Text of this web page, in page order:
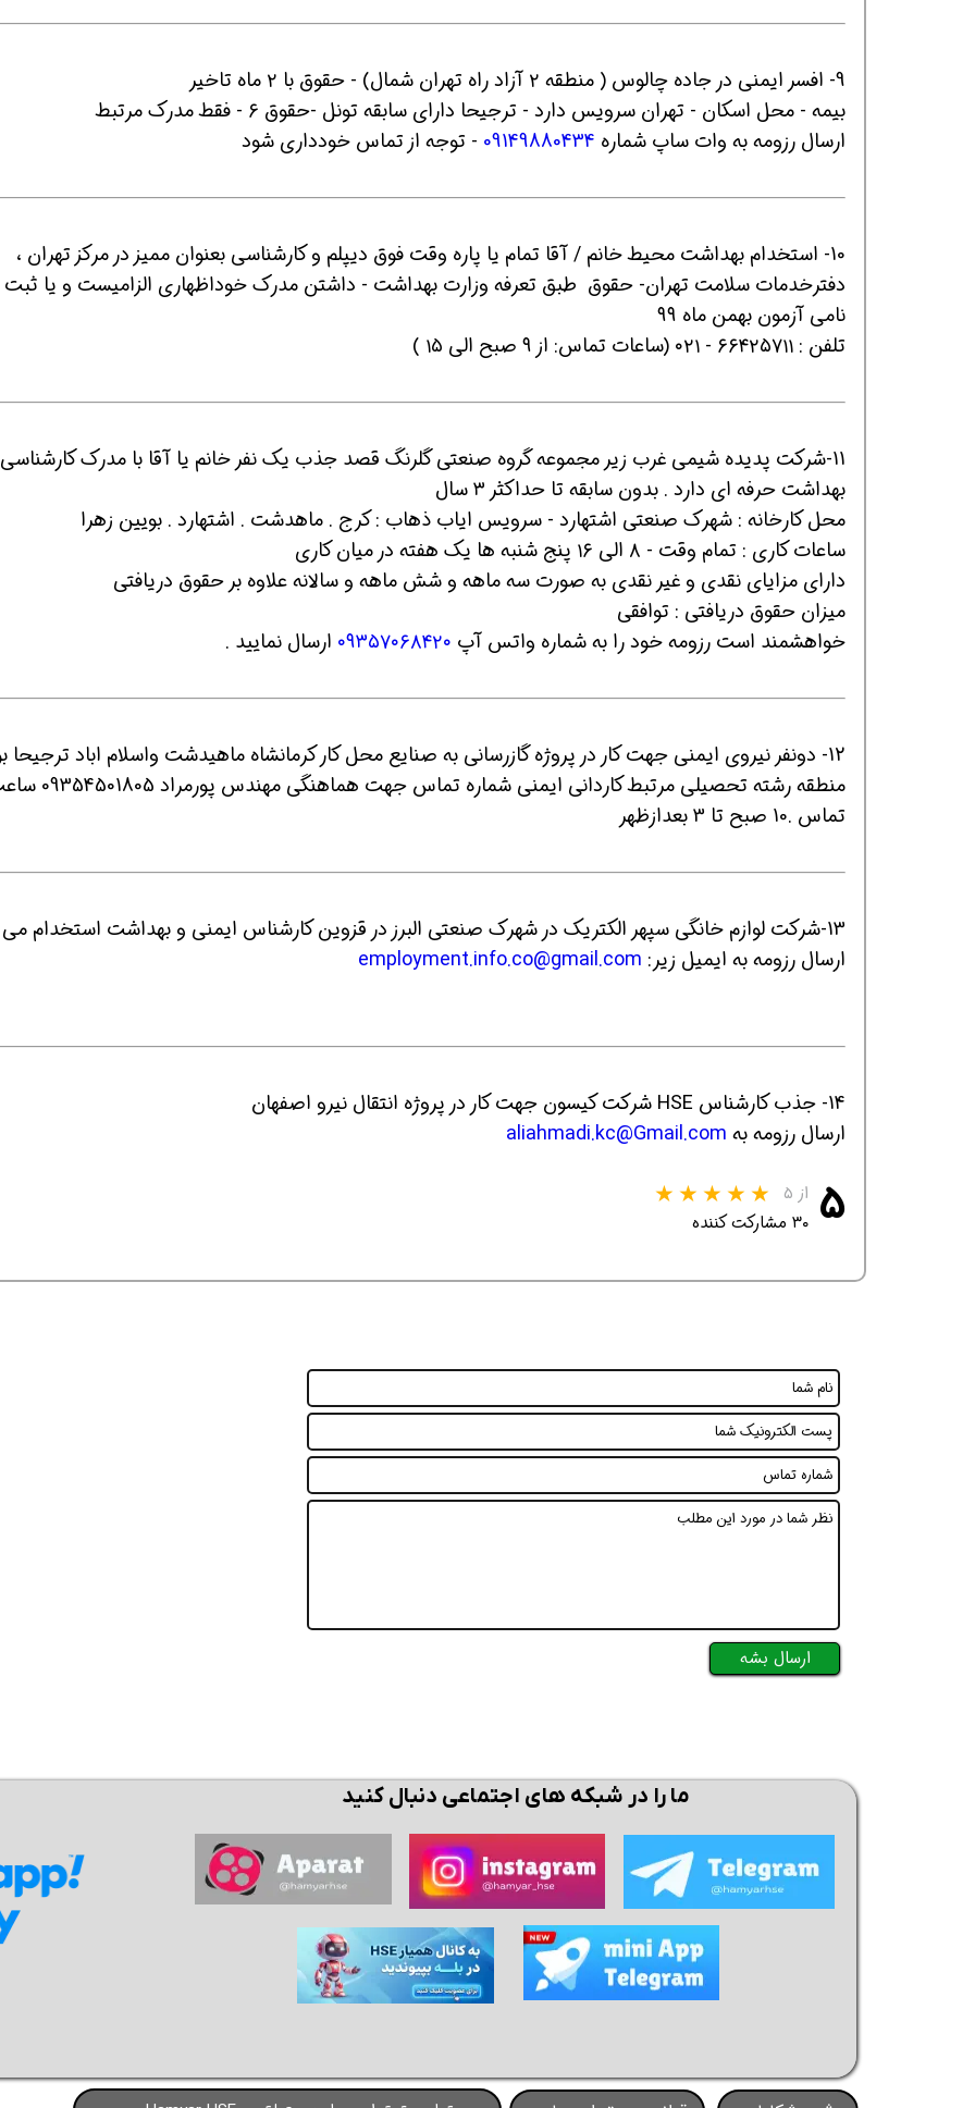
9- افسر ایمنی در جاده چالوس ( منطقه ۲ آزاد راه تهران شمال) - حقوق با ۲ ماه تاخیر
بیمه - محل اسکان - تهران سرویس دارد - ترجیحا دارای سابقه تونل -حقوق ۶ - فقط مدرک مرتبط
ارسال رزومه به وات ساپ شماره 09149880434 - توجه از تماس خودداری شود
10- استخدام بهداشت محیط خانم / آقا تمام یا پاره وقت فوق دیپلم و کارشناسی بعنوان ممیز در مرکز تهران ،
دفترخدمات سلامت تهران- حقوق طبق تعرفه وزارت بهداشت - داشتن مدرک خوداظهاری الزامیست و یا ثبت
نامی آزمون بهمن ماه ۹۹
تلفن : ۶۶۴۲۵۷۱۱ - ۰۲۱ (ساعات تماس: از ۹ صبح الی ۱۵ )
11-شرکت پدیده شیمی غرب زیر مجموعه گروه صنعتی گلرنگ قصد جذب یک نفر خانم یا آقا با مدرک کارشناسی
بهداشت حرفه ای دارد . بدون سابقه تا حداکثر ۳ سال
محل کارخانه : شهرک صنعتی اشتهارد - سرویس ایاب ذهاب : کرج . ماهدشت . اشتهارد . بویین زهرا
ساعات کاری : تمام وقت - ۸ الی ۱۶ پنج شنبه ها یک هفته در میان کاری
دارای مزایای نقدی و غیر نقدی به صورت سه ماهه و شش ماهه و سالانه علاوه بر حقوق دریافتی
میزان حقوق دریافتی : توافقی
خواهشمند است رزومه خود را به شماره واتس آپ ۰۹۳۵۷۰۶۸۴۲۰ ارسال نمایید .
12- دونفر نیروی ایمنی جهت کار در پروژه گازرسانی به صنایع محل کار کرمانشاه ماهیدشت واسلام اباد ترجیحا
منطقه رشته تحصیلی مرتبط کاردانی ایمنی شماره تماس جهت
تماس .10 صبح تا 3 بعدازظهر
13-شرکت لوازم خانگی سپهر الکتریک در شهرک صنعتی البرز در قزوین کارشناس ایمنی و بهداشت استخدام می کند.
ارسال رزومه به ایمیل زیر:
employment.info.co@gmail.com
14- جذب کارشناس HSE شرکت کیسون جهت کار در پروژه انتقال نیرو اصفهان
ارسال رزومه به
aliahmadi.kc@Gmail.com
۵ از ۵
۳۰ مشارکت کننده
ارسال بشه
ما را در شبکه های اجتماعی دنبال کنید